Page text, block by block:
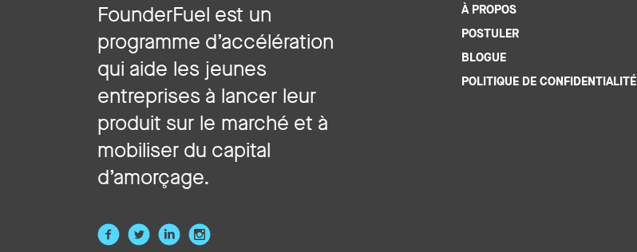
FounderFuel est un
programme d’accélération
qui aide les jeunes
entreprises à lancer leur
produit sur le marché et à
mobiliser du capital
d’amorçage.
À PROPOS
POSTULER
BLOGUE
POLITIQUE DE CONFIDENTIALITÉ